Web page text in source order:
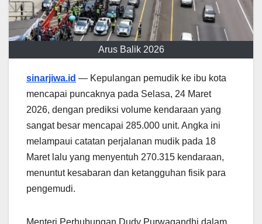
Arus Balik 2026
sinarjiwa.id — Kepulangan pemudik ke ibu kota
mencapai puncaknya pada Selasa, 24 Maret
2026, dengan prediksi volume kendaraan yang
sangat besar mencapai 285.000 unit. Angka ini
melampaui catatan perjalanan mudik pada 18
Maret lalu yang menyentuh 270.315 kendaraan,
menuntut kesabaran dan ketangguhan fisik para
pengemudi.